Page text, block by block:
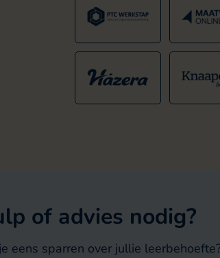
of advies nodig?
eens sparren over jullie